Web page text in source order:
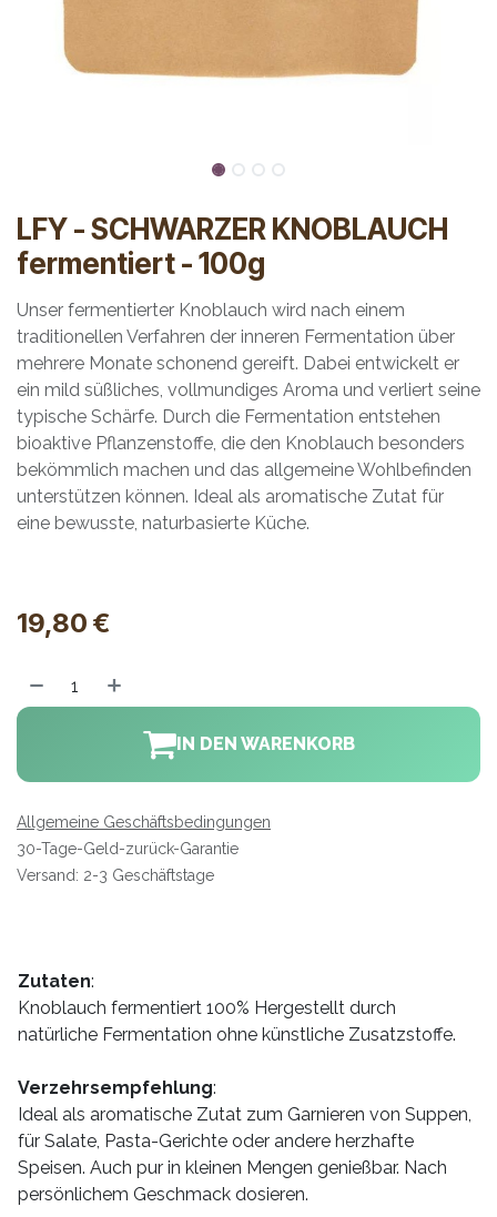
LFY - SCHWARZER KNOBLAUCH
fermentiert - 100g
Unser fermentierter Knoblauch wird nach einem
traditionellen Verfahren der inneren Fermentation über
mehrere Monate schonend gereift. Dabei entwickelt er
ein mild süßliches, vollmundiges Aroma und verliert seine
typische Schärfe. Durch die Fermentation entstehen
bioaktive Pflanzenstoffe, die den Knoblauch besonders
bekömmlich machen und das allgemeine Wohlbefinden
unterstützen können. Ideal als aromatische Zutat für
eine bewusste, naturbasierte Küche.
19,80 €
IN DEN WARENKORB
Allgemeine Geschäftsbedingungen
30-Tage-Geld-zurück-Garantie
Versand: 2-3 Geschäftstage
Zutaten:
Knoblauch fermentiert 100% Hergestellt durch
natürliche Fermentation ohne künstliche Zusatzstoffe.
Verzehrsempfehlung:
Ideal als aromatische Zutat zum Garnieren von Suppen,
für Salate, Pasta-Gerichte oder andere herzhafte
Speisen. Auch pur in kleinen Mengen genießbar. Nach
persönlichem Geschmack dosieren.